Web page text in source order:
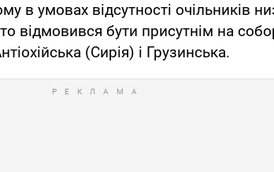
в умовах відсутності очільників
відмовився бути присутнім на
(Сирія) і Грузинська.